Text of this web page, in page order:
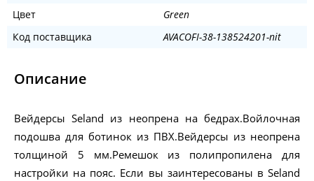
Цвет
Green
Код поставщика
AVACOFI-38-138524201-nit
Описание
Вейдерсы Seland из неопрена на бедрах.Войлочная
подошва для ботинок из ПВХ.Вейдерсы из неопрена
толщиной 5 мм.Ремешок из полипропилена для
настройки на пояс. Если вы заинтересованы в Seland